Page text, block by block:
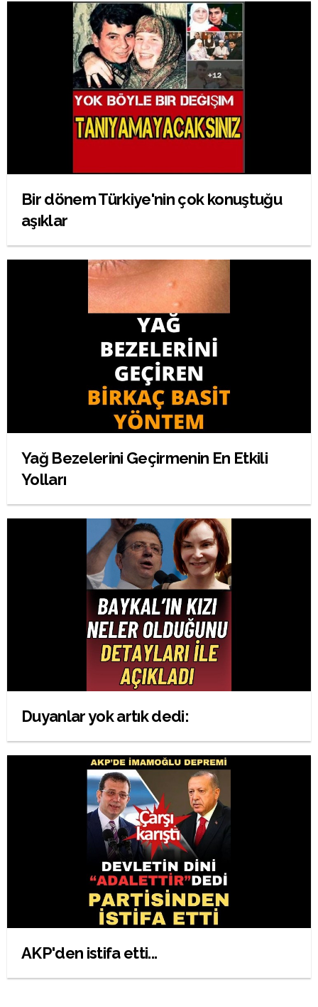
Bir dönem Türkiye'nin çok konuştuğu
aşıklar
Yağ Bezelerini Geçirmenin En Etkili
Yolları
Duyanlar yok artık dedi:
AKP'den istifa etti...